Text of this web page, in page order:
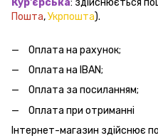
Пошта,Укрпошта).
Оплата на рахунок;
Оплата на IBAN;
Оплата за посиланням;
Оплата при отриманні
Інтернет-магазин здійснює